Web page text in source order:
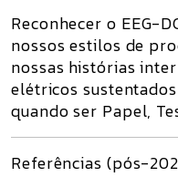
Reconhecer o EEG-
nossos estilos de
nossas histórias
elétricos sustentados
quando ser Papel,
Referências (pós-